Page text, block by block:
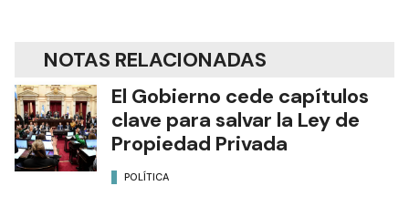
NOTAS RELACIONADAS
El Gobierno cede capítulos
clave para salvar la Ley de
Propiedad Privada
POLÍTICA